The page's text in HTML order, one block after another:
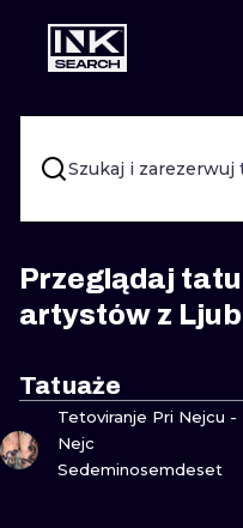
MIASTA
KRAKÓW
WROCŁAW
BERLIN
PRAGA
Szukaj i zarezerwuj
Przeglądaj
artystów z
Tatuaże
ZOBACZ
Tetoviranje Pri Nejcu -
Nejc
Sedeminosemdeset